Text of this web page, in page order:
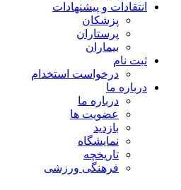
انتقادات و پيشنهادات
پزشكان
پرستاران
بيماران
ثبت نام
درخواست استخدام
درباره ما
درباره ما
عضویت ها
بازدید
نمایشگاه
تاريخچه
فرهنگی ورزشی